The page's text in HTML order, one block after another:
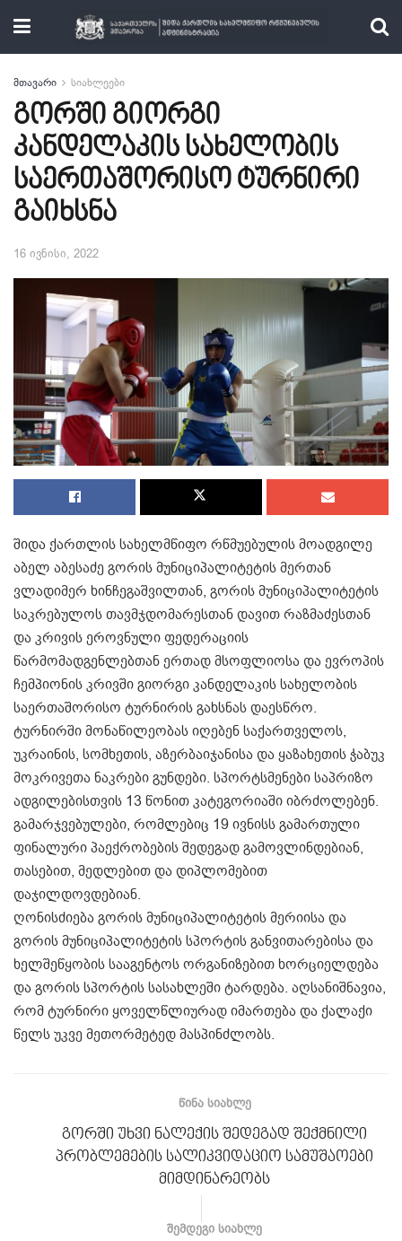
მთავარი სიახლეები
გორში გიორგი
კანდელაკის სახელობის
საერთაშორისო ტურნირი
გაიხსნა
16 ივნისი, 2022
შიდა ქართლის სახელმწიფო რწმუებულის მოადგილე
აბელ აბესაძე გორის მუნიციპალიტეტის მერთან
ვლადიმერ ხინჩეგაშვილთან, გორის მუნიციპალიტეტის
საკრებულოს თავმჯდომარესთან დავით რაზმაძესთან
და კრივის ეროვნული ფედერაციის
წარმომადგენლებთან ერთად მსოფლიოსა და ევროპის
ჩემპიონის კრივში გიორგი კანდელაკის სახელობის
საერთაშორისო ტურნირის გახსნას დაესწრო.
ტურნირში მონაწილეობას იღებენ საქართველოს,
უკრაინის, სომხეთის, აზერბაიჯანისა და ყაზახეთის ჭაბუკ
მოკრივეთა ნაკრები გუნდები. სპორტსმენები საპრიზო
ადგილებისთვის 13 წონით კატეგორიაში იბრძოლებენ.
გამარჯვებულები, რომლებიც 19 ივნისს გამართული
ფინალური პაექრობების შედეგად გამოვლინდებიან,
თასებით, მედლებით და დიპლომებით
დაჯილდოვდებიან.
ღონისძიება გორის მუნიციპალიტეტის მერიისა და
გორის მუნიციპალიტეტის სპორტის განვითარებისა და
ხელშეწყობის სააგენტოს ორგანიზებით ხორციელდება
და გორის სპორტის სასახლეში ტარდება. აღსანიშნავია,
რომ ტურნირი ყოველწლიურად იმართება და ქალაქი
წელს უკვე მეთორმეტედ მასპინძლობს.
ᲬᲘᲜᲐ ᲡᲘᲐᲮᲚᲔ
გორში უხვი ნალექის შედეგად შექმნილი
პრობლემების სალიკვიდაციო სამუშაოები
მიმდინარეობს
ᲨᲔᲛᲓᲔᲒᲘ ᲡᲘᲐᲮᲚᲔ